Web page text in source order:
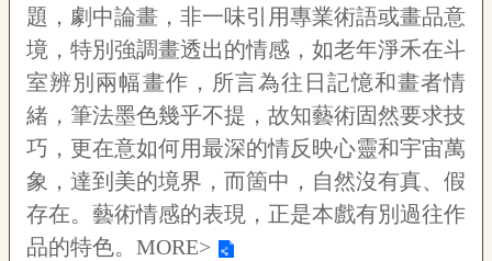
題，劇中論畫，非一味引用專業術語或畫品意
境，特別強調畫透出的情感，如老年淨禾在斗
室辨別兩幅畫作，所言為往日記憶和畫者情
緒，筆法墨色幾乎不提，故知藝術固然要求技
巧，更在意如何用最深的情反映心靈和宇宙萬
象，達到美的境界，而箇中，自然沒有真、假
存在。藝術情感的表現，正是本戲有別過往作
品的特色。 MORE>